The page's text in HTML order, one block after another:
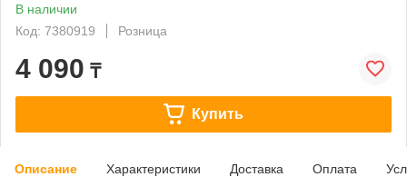
В наличии
Код: 7380919
Розница
4 090 ₸
Купить
Описание Характеристики Доставка Оплата